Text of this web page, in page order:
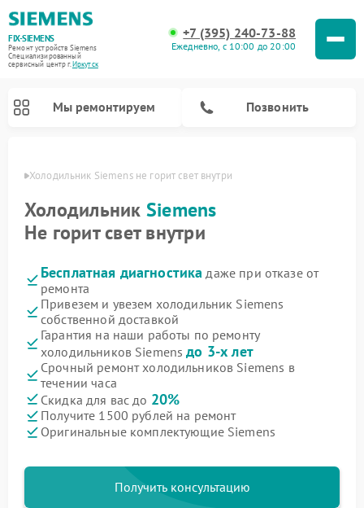
FIX-SIEMENS
Ремонт устройств Siemens
Специализированный
cервисный центр г.Иркутск
+7 (395) 240-73-88
Ежедневно, с 10:00 до 20:00
Мы ремонтируем Позвонить
Холодильник Siemens не горит свет внутри
Холодильник Siemens
Не горит свет внутри
Бесплатная диагностика даже при отказе от
ремонта
Привезем и увезем холодильник Siemens
собственной доставкой
Гарантия на наши работы по ремонту
холодильников Siemensдо 3-х лет
Срочный ремонт холодильников Siemens в
течении часа
Скидка для вас до 20%
Получите 1500 рублей на ремонт
Оригинальные комплектующие Siemens
Получить консультацию